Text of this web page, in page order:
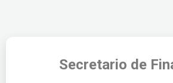
Secretario de